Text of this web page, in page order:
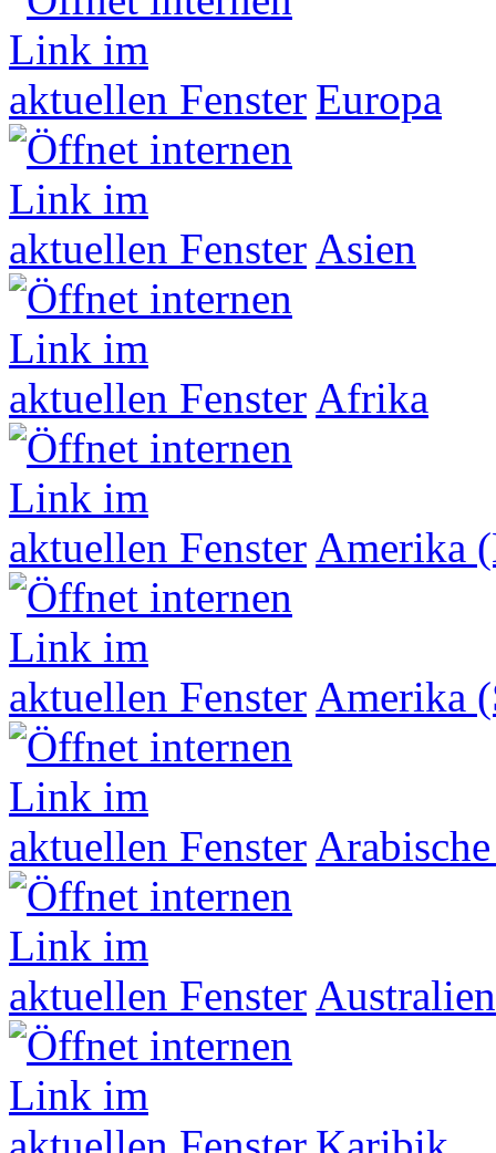
Europa
Asien
Afrika
Amerika
Amerika
Australien